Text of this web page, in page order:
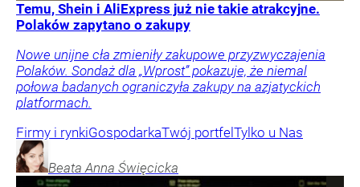
Temu, Shein i AliExpress już nie takie atrakcyjne.
Polaków zapytano o zakupy
Nowe unijne cła zmieniły zakupowe przyzwyczajenia
Polaków. Sondaż dla „Wprost” pokazuje, że niemal
połowa badanych ograniczyła zakupy na azjatyckich
platformach.
Firmy i rynkiGospodarkaTwój portfel Tylko u Nas
Beata Anna Święcicka